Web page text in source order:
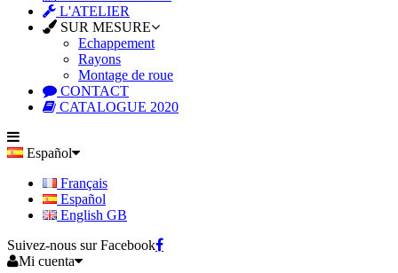
L'ATELIER
SUR MESURE
Echappement
Rayons
Montage de roue
CONTACT
CATALOGUE 2020
Español
Français
Español
English GB
Suivez-nous sur Facebook
Mi cuenta